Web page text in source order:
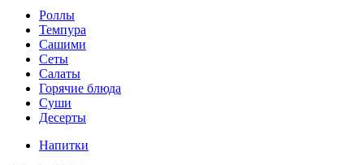
Роллы
Темпура
Сашими
Сеты
Салаты
Горячие блюда
Суши
Десерты
Напитки